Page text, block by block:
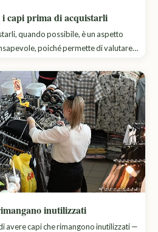
capi prima di acquistarli
quando possibile, è un aspetto
poiché permette di valutare…
inutilizzati
avere capi che rimangono inutilizzati —